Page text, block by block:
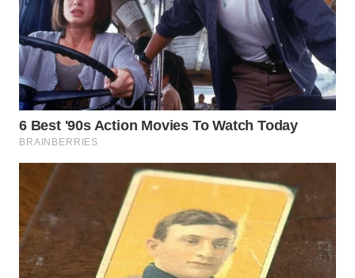
WN
BEKASI
WN
BOGOR
DEPOK
WN
TAPANULI
UTARA